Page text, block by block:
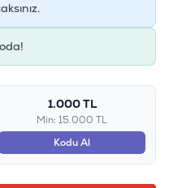
1.000 TL
Min: 15.000 TL
Kodu Al